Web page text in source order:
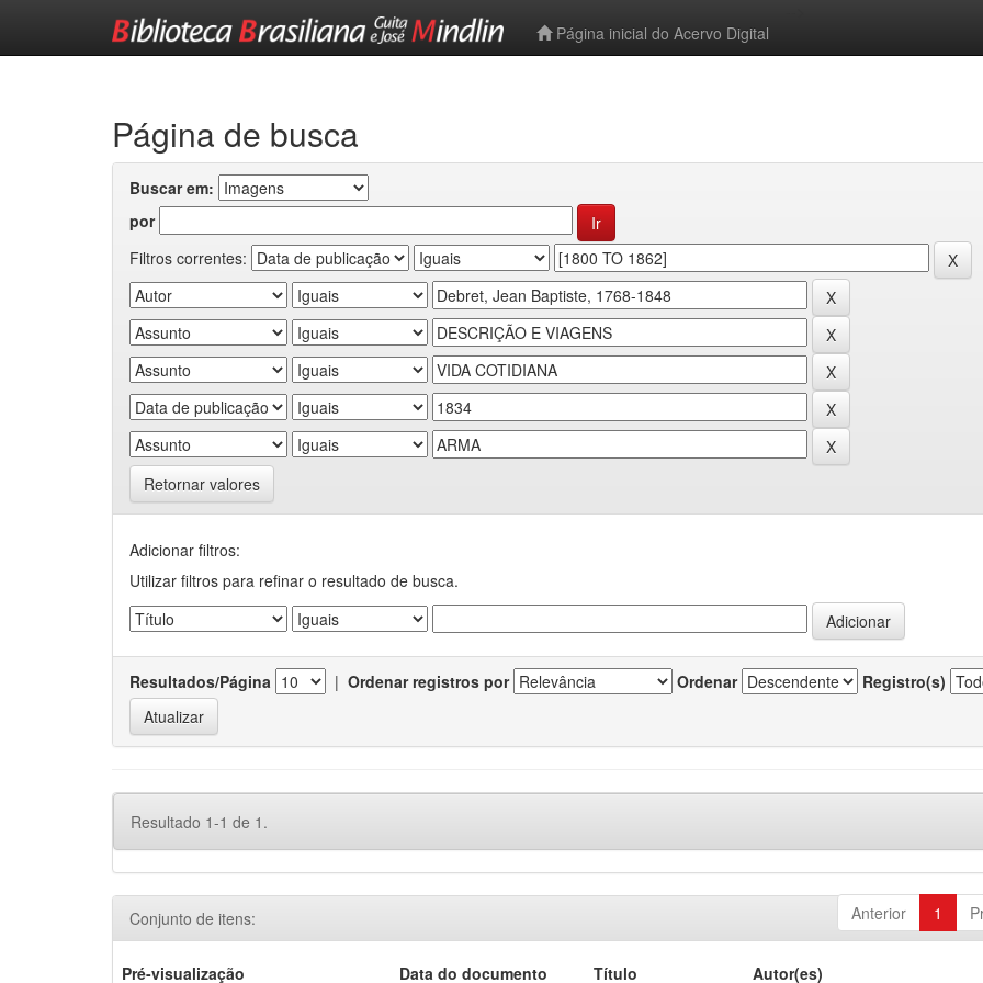
Página inicial do Acervo Digital
Página de busca
Buscar em:
por
Filtros correntes:
Retornar valores
Adicionar filtros:
Utilizar filtros para refinar o resultado de busca.
Resultados/Página | Ordenar registros por Ordenar Registro(s)
Resultado 1-1 de 1.
Anterior 1
Conjunto de itens:
Pré-visualização Data do documento Título Autor(es)